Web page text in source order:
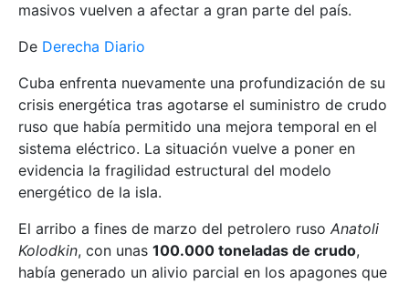
masivos vuelven a afectar a gran parte del país.
De Derecha Diario
Cuba enfrenta nuevamente una profundización de su
crisis energética tras agotarse el suministro de crudo
ruso que había permitido una mejora temporal en el
sistema eléctrico. La situación vuelve a poner en
evidencia la fragilidad estructural del modelo
energético de la isla.
El arribo a fines de marzo del petrolero ruso Anatoli
Kolodkin, con unas 100.000 toneladas de crudo,
había generado un alivio parcial en los apagones que